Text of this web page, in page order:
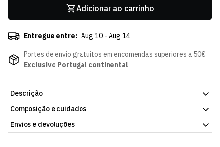
Adicionar ao carrinho
Entregue entre: Aug 10 - Aug 14
Portes de envio gratuitos em encomendas superiores a 50€
Exclusivo Portugal continental
Descrição
Autocolante 3 Jogadores 25/26, com o emblema do Sporting
Clube de Portugal. Peça pequena, para o dia a dia ou para
oferecer. Já disponível na Loja Verde Online.
Composição e cuidados
Envios e devoluções